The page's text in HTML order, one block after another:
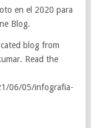
en el 2020 para
Blog.
blog from
Read the
06/05/infografia-